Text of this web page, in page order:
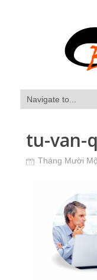
tu-van-
Tháng Mười